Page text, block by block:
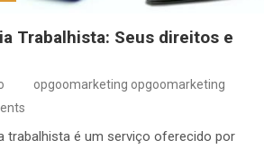
Trabalhista: Seus direitos e
opgoomarketing opgoomarketing
trabalhista é um serviço oferecido por